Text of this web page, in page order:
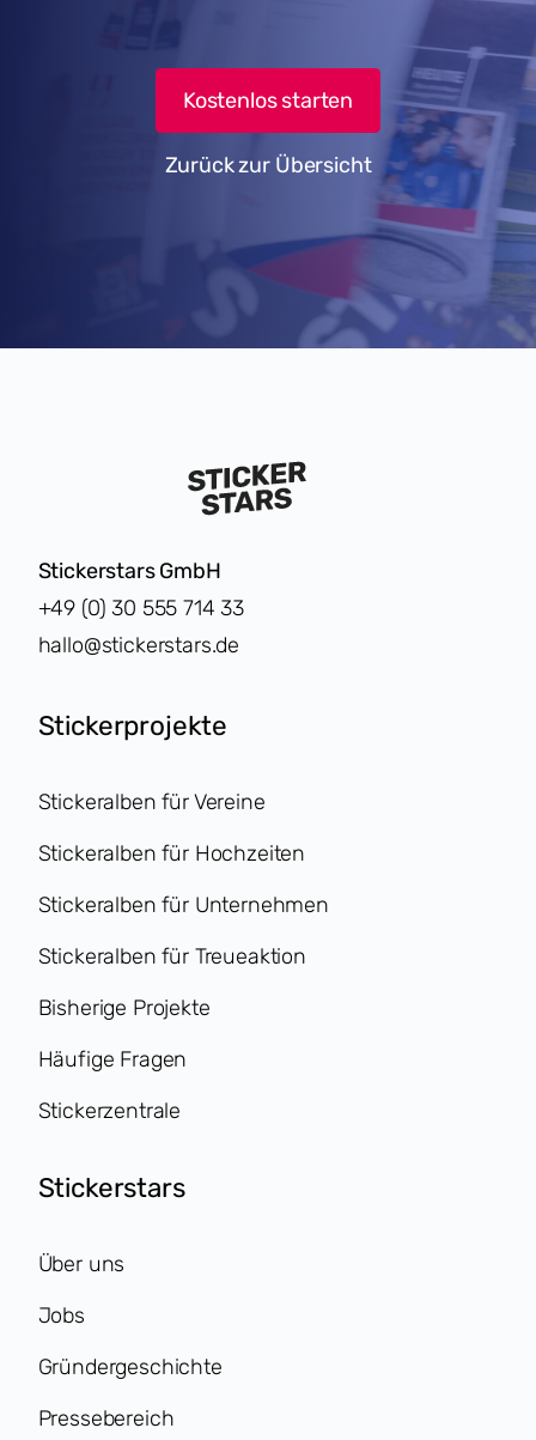
Kostenlos starten
Zurück zur Übersicht
Stickerstars GmbH
+49 (0) 30 555 714 33
hallo@stickerstars.de
Stickerprojekte
Stickeralben für Vereine
Stickeralben für Hochzeiten
Stickeralben für Unternehmen
Stickeralben für Treueaktion
Bisherige Projekte
Häufige Fragen
Stickerzentrale
Stickerstars
Über uns
Jobs
Gründergeschichte
Pressebereich